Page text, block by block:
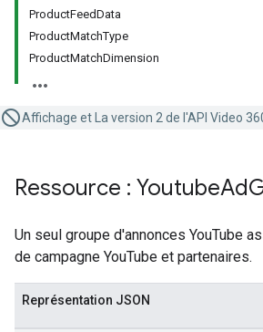
ProductFeedData
ProductMatchType
ProductMatchDimension
Affichage et La version 2 de l'API Video
Ressource : YoutubeAd
Un seul groupe d'annonces YouTube
de campagne YouTube et partenaires.
Représentation JSON